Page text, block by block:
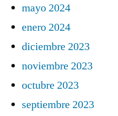
mayo 2024
enero 2024
diciembre 2023
noviembre 2023
octubre 2023
septiembre 2023